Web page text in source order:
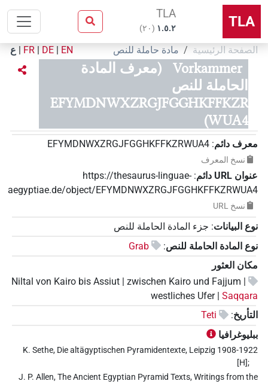
TLA
TLA
۱.٥.٢ (٢٠)
الصفحة الرئيسية مادة حاملة للنص EN
|
DE
|
FR
| ع
Vorkammer
(معرف المادة
الحاملة للنص
EFYMDNWXZRGJFGGHKFFKZR
WUA4)
معرف دائم:
EFYMDNWXZRGJFGGHKFFKZRWUA4
نسخ المعرف
عنوان‏ ‏URL‏ دائم :
https://thesaurus-linguae-
aegyptiae.de/object/EFYMDNWXZRGJFGGHKFFKZRWUA4
نسخ‏ ‏URL
نوع البيانات: جزء المادة الحاملة للنص
نوع المادة الحاملة للنص:
Grab
مكان العثور
Niltal von Kairo bis Assiut | zwischen Kairo und Fajjum |
westliches Ufer | Saqqara
التأريخ:
Teti
ببليوغرافيا
K. Sethe, Die altägyptischen Pyramidentexte, Leipzig 1908-1922
[H];
J. P. Allen, The Ancient Egyptian Pyramid Texts, Writings from the